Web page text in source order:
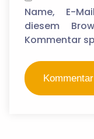
Name, E-
diesem
Kommentar